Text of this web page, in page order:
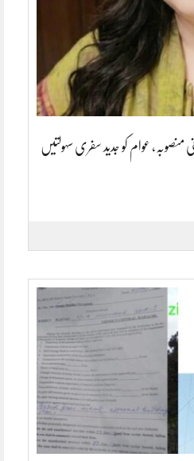
منصوبہ، عوام کو جدید سفری سہولتیں